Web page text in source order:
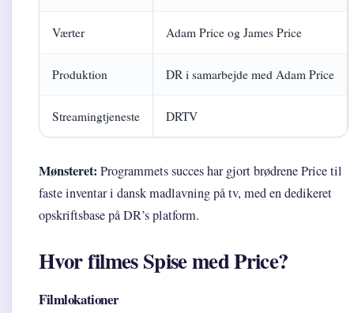
Værter Adam Price og James Price
Produktion DR i samarbejde med Adam Price
Streamingtjeneste DRTV
Mønsteret: Programmets succes har gjort brødrene Price til
faste inventar i dansk madlavning på tv, med en dedikeret
opskriftsbase på DR’s platform.
Hvor filmes Spise med Price?
Filmlokationer